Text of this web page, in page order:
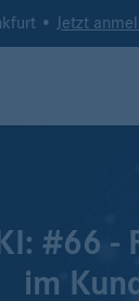
• Jetzt
#66 -
im